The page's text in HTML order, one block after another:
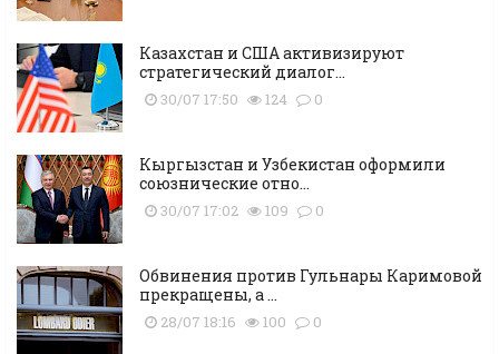
Казахстан и США активизируют
стратегический диалог...
30/07 17:50 124 0
Кыргызстан и Узбекистан оформили
союзнические отно...
30/07 17:02 109 0
Обвинения против Гульнары Каримовой
прекращены, а ...
28/07 18:16 100 0